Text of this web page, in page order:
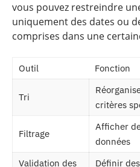
vous pouvez restreindre
uniquement des dates ou
comprises dans une
Outil Fonction
Tri
critères
Filtrage
Afficher
données
Validation des
Définir